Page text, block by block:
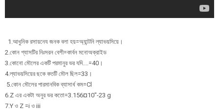
1.আধুনিক রসায়নেয জনক বলা হয়=অ্যান্টনি ল্যাভয়সিয়ে।
2.কোন গ্যাসটির নিঃসরন বেশী=কার্বন মনোঅক্রাইড
3.কোনো মৌলের একটি পরমানুর ভর যদি....=40।
4.ল্যাভয়সিয়ের ছকে কতটি মৌল ছিল=33।
5.কোন মৌলের পারমানবিক ব্যাসার্ধ কম=Cl
6.Z এর একটা অনুর ভর কতো=3.156¤10"-23 g
7.Y ও Z =i ও iii